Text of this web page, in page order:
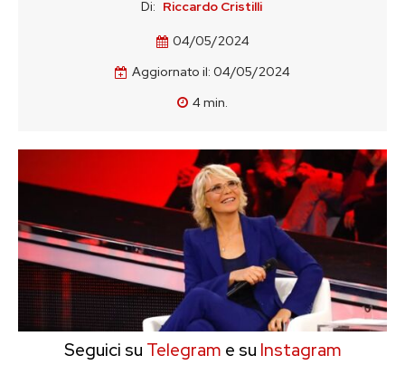
Di: Riccardo Cristilli
04/05/2024
Aggiornato il: 04/05/2024
4min.
Seguici su Telegram e su Instagram